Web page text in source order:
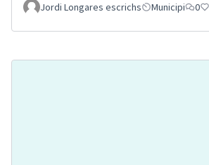
Jordi Longares escrichs Municipi 0